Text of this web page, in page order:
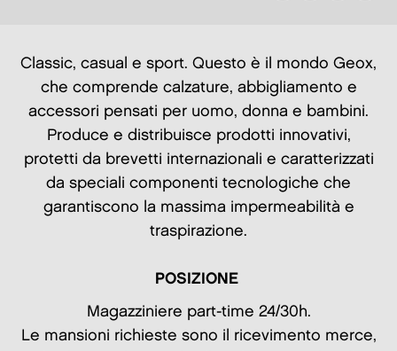
Classic, casual e sport. Questo è il mondo Geox,
che comprende calzature, abbigliamento e
accessori pensati per uomo, donna e bambini.
Produce e distribuisce prodotti innovativi,
protetti da brevetti internazionali e caratterizzati
da speciali componenti tecnologiche che
garantiscono la massima impermeabilità e
traspirazione.
POSIZIONE
Magazziniere part-time 24/30h.
Le mansioni richieste sono il ricevimento merce,